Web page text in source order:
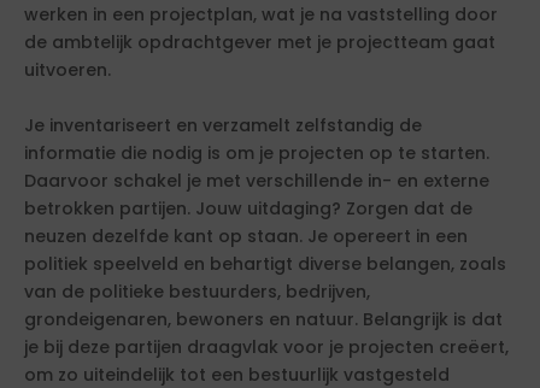
werken in een projectplan, wat je na vaststelling door
de ambtelijk opdrachtgever met je projectteam gaat
uitvoeren.
Je inventariseert en verzamelt zelfstandig de
informatie die nodig is om je projecten op te starten.
Daarvoor schakel je met verschillende in- en externe
betrokken partijen. Jouw uitdaging? Zorgen dat de
neuzen dezelfde kant op staan. Je opereert in een
politiek speelveld en behartigt diverse belangen, zoals
van de politieke bestuurders, bedrijven,
grondeigenaren, bewoners en natuur. Belangrijk is dat
je bij deze partijen draagvlak voor je projecten creëert,
om zo uiteindelijk tot een bestuurlijk vastgesteld